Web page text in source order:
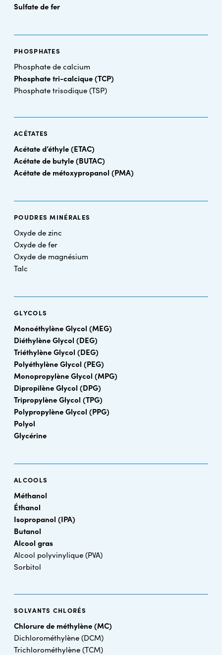
Sulfate de fer
PHOSPHATES
Phosphate de calcium
Phosphate tri-calcique (TCP)
Phosphate trisodique (TSP)
ACÉTATES
Acétate d’éthyle (ETAC)
Acétate de butyle (BUTAC)
Acétate de métoxypropanol (PMA)
POUDRES MINÉRALES
Oxyde de zinc
Oxyde de fer
Oxyde de magnésium
Talc
GLYCOLS
Monoéthylène Glycol (MEG)
Diéthylène Glycol (DEG)
Triéthylène Glycol (DEG)
Polyéthylène Glycol (PEG)
Monopropylène Glycol (MPG)
Dipropilène Glycol (DPG)
Tripropylène Glycol (TPG)
Polypropylène Glycol (PPG)
Polyol
Glycérine
ALCOOLS
Méthanol
Éthanol
Isopropanol (IPA)
Butanol
Alcool gras
Alcool polyvinylique (PVA)
Sorbitol
SOLVANTS CHLORÉS
Chlorure de méthylène (MC)
Dichlorométhylène (DCM)
Trichlorométhylène (TCM)